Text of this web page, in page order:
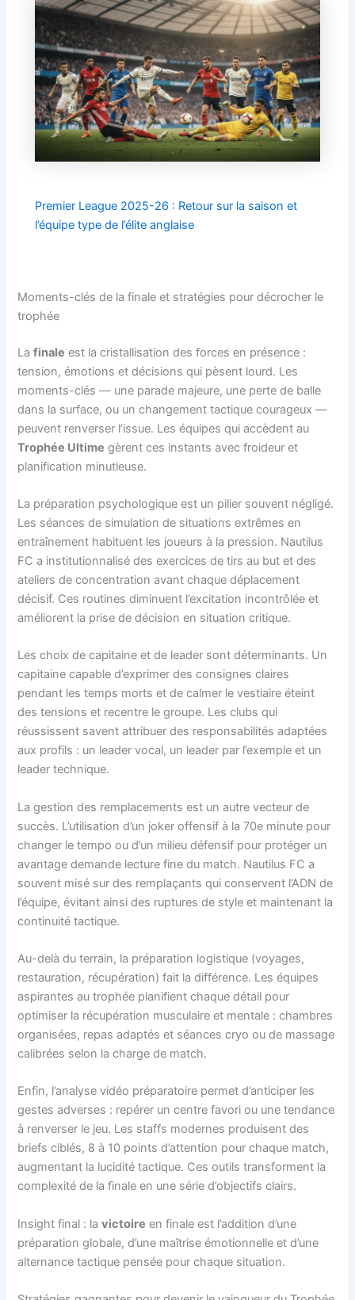
Premier League 2025-26 : Retour sur la saison et
l’équipe type de l’élite anglaise
Moments-clés de la finale et stratégies pour décrocher le
trophée
Lafinale est la cristallisation des forces en présence :
tension, émotions et décisions qui pèsent lourd. Les
moments-clés — une parade majeure, une perte de balle
dans la surface, ou un changement tactique courageux —
peuvent renverser l’issue. Les équipes qui accèdent au
Trophée Ultime gèrent ces instants avec froideur et
planification minutieuse.
La préparation psychologique est un pilier souvent négligé.
Les séances de simulation de situations extrêmes en
entraînement habituent les joueurs à la pression. Nautilus
FC a institutionnalisé des exercices de tirs au but et des
ateliers de concentration avant chaque déplacement
décisif. Ces routines diminuent l’excitation incontrôlée et
améliorent la prise de décision en situation critique.
Les choix de capitaine et de leader sont déterminants. Un
capitaine capable d’exprimer des consignes claires
pendant les temps morts et de calmer le vestiaire éteint
des tensions et recentre le groupe. Les clubs qui
réussissent savent attribuer des responsabilités adaptées
aux profils : un leader vocal, un leader par l’exemple et un
leader technique.
La gestion des remplacements est un autre vecteur de
succès. L’utilisation d’un joker offensif à la 70e minute pour
changer le tempo ou d’un milieu défensif pour protéger un
avantage demande lecture fine du match. Nautilus FC a
souvent misé sur des remplaçants qui conservent l’ADN de
l’équipe, évitant ainsi des ruptures de style et maintenant la
continuité tactique.
Au-delà du terrain, la préparation logistique (voyages,
restauration, récupération) fait la différence. Les équipes
aspirantes au trophée planifient chaque détail pour
optimiser la récupération musculaire et mentale : chambres
organisées, repas adaptés et séances cryo ou de massage
calibrées selon la charge de match.
Enfin, l’analyse vidéo préparatoire permet d’anticiper les
gestes adverses : repérer un centre favori ou une tendance
à renverser le jeu. Les staffs modernes produisent des
briefs ciblés, 8 à 10 points d’attention pour chaque match,
augmentant la lucidité tactique. Ces outils transforment la
complexité de la finale en une série d’objectifs clairs.
Insight final : lavictoire en finale est l’addition d’une
préparation globale, d’une maîtrise émotionnelle et d’une
alternance tactique pensée pour chaque situation.